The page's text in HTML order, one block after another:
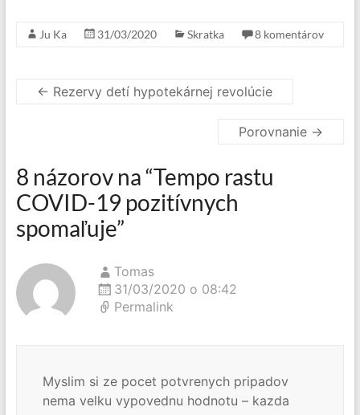
Ju Ka 31/03/2020 Skratka 8 komentárov
← Rezervy detí hypotekárnej revolúcie
Porovnanie →
8 názorov na “Tempo rastu
COVID-19 pozitívnych
spomaľuje”
Tomas
31/03/2020 o 08:42
Permalink
Myslim si ze pocet potvrenych pripadov
nema velku vypovednu hodnotu – kazda